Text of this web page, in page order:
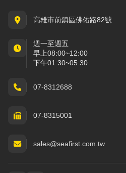
高雄市前鎮區佛佑路82號
週一至週五
早上08:00~12:00
下午01:30~05:30
07-8312688
07-8315001
sales@seafirst.com.tw